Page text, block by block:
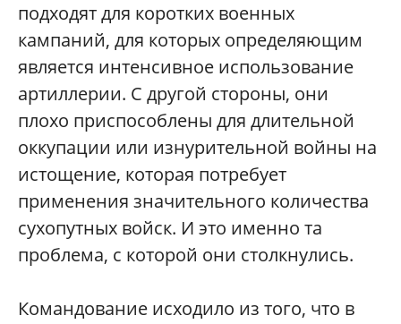
подходят для коротких военных
кампаний, для которых определяющим
является интенсивное использование
артиллерии. С другой стороны, они
плохо приспособлены для длительной
оккупации или изнурительной войны на
истощение, которая потребует
применения значительного количества
сухопутных войск. И это именно та
проблема, с которой они столкнулись.
Командование исходило из того, что в